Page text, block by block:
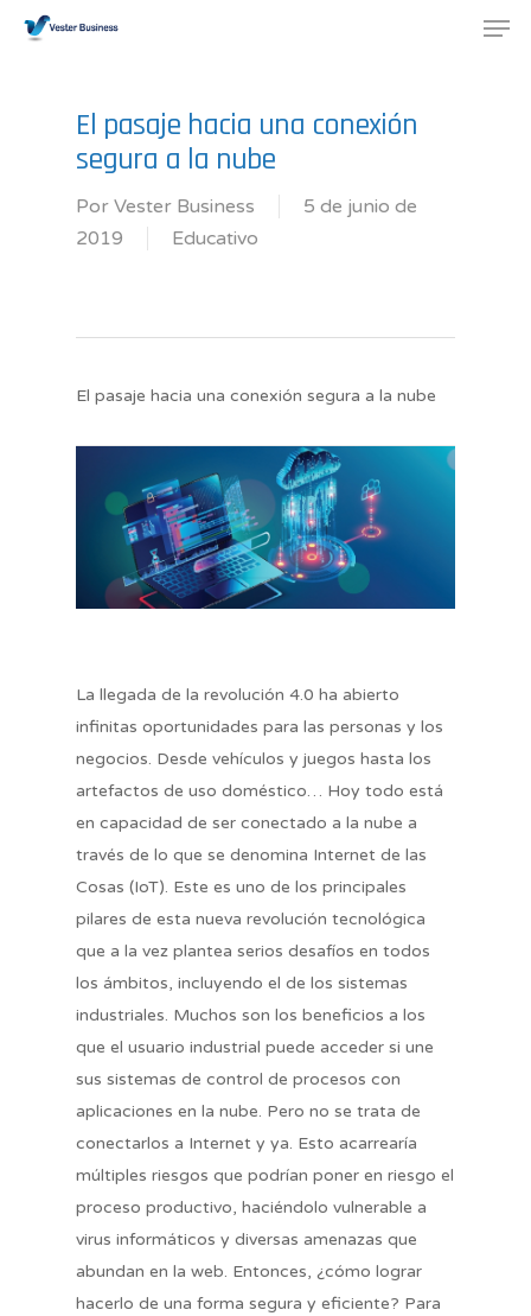
El pasaje hacia una conexión
segura a la nube
Por Vester Business
5 de junio de
2019
Educativo
El pasaje hacia una conexión segura a la nube
La llegada de la revolución 4.0 ha abierto
infinitas oportunidades para las personas y los
negocios. Desde vehículos y juegos hasta los
artefactos de uso doméstico… Hoy todo está
en capacidad de ser conectado a la nube a
través de lo que se denomina Internet de las
Cosas (IoT). Este es uno de los principales
pilares de esta nueva revolución tecnológica
que a la vez plantea serios desafíos en todos
los ámbitos, incluyendo el de los sistemas
industriales. Muchos son los beneficios a los
que el usuario industrial puede acceder si une
sus sistemas de control de procesos con
aplicaciones en la nube. Pero no se trata de
conectarlos a Internet y ya. Esto acarrearía
múltiples riesgos que podrían poner en riesgo el
proceso productivo, haciéndolo vulnerable a
virus informáticos y diversas amenazas que
abundan en la web. Entonces, ¿cómo lograr
hacerlo de una forma segura y eficiente? Para